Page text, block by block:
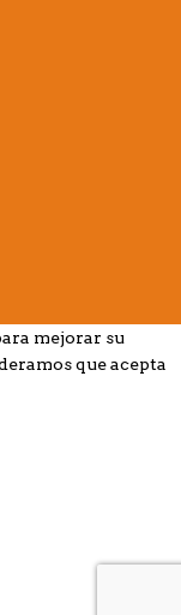
mejorar su
que acepta